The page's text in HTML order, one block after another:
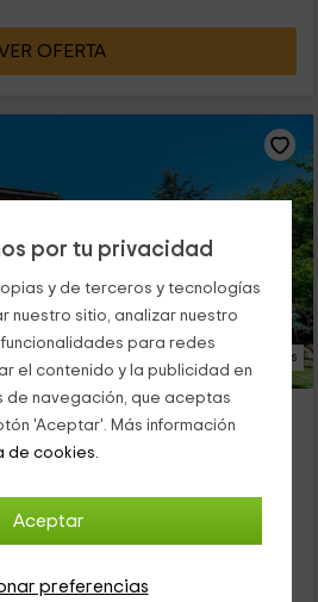
por tu privacidad
y de terceros y tecnologías
nuestro sitio, analizar nuestro
para redes
el contenido y la publicidad en
de navegación, que aceptas
'Aceptar'. Más información
de cookies.
Aceptar
preferencias
OFERTA
20 Fotos
Dolaretxe I
Reservado 2 veces
2 habitaciones